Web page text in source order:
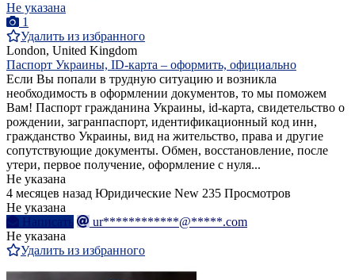
Не указана
1
Удалить из избранного
London, United Kingdom
Паспорт Украины, ID-карта – оформить, официально
Если Вы попали в трудную ситуацию и возникла
необходимость в оформлении документов, то мы поможем
Вам! Паспорт гражданина Украины, id-карта, свидетельство о
рождении, загранпаспорт, идентификационный код инн,
гражданство Украины, вид на жительство, права и другие
сопутствующие документы. Обмен, восстановление, после
утери, первое получение, оформление с нуля...
Не указана
4 месяцев назад Юридические New 235 Просмотров
Не указана
Написать
ur************@*****.com
Не указана
Удалить из избранного